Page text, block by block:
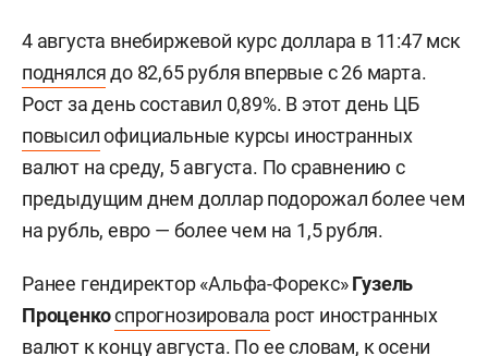
4 августа внебиржевой курс доллара в 11:47 мск
поднялсядо 82,65 рубля впервые с 26 марта.
Рост за день составил 0,89%. В этот день ЦБ
повысилофициальные курсы иностранных
валют на среду, 5 августа. По сравнению с
предыдущим днем доллар подорожал более чем
на рубль, евро — более чем на 1,5 рубля.
Ранее гендиректор «Альфа-Форекс»Гузель
Проценкоспрогнозировала рост иностранных
валют к концу августа. По ее словам, к осени